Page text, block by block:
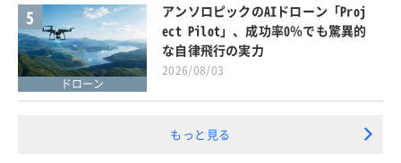
5
ドローン
アンソロピックのAIドローン「Proj
ect Pilot」、成功率0％でも驚異的
な自律飛行の実力
2026/08/03
もっと見る